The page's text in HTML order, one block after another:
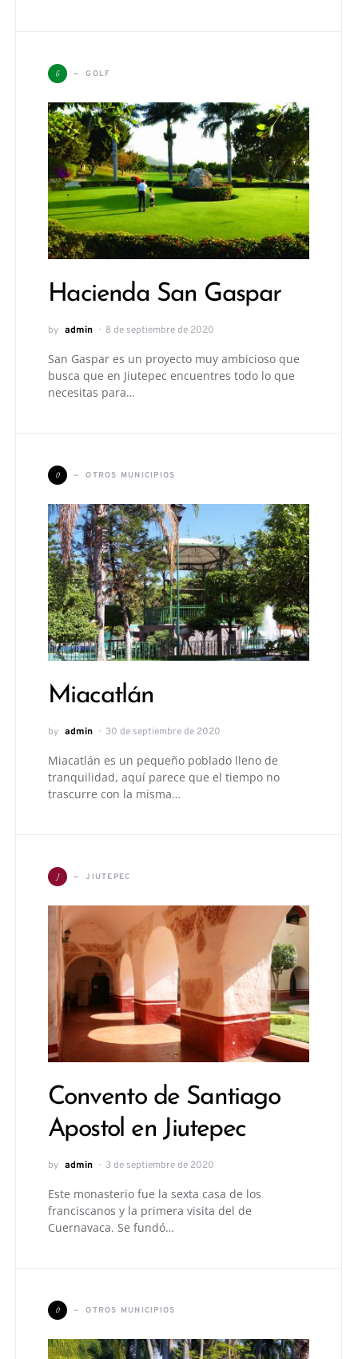
G GOLF
Hacienda San Gaspar
by admin 8 de septiembre de 2020
San Gaspar es un proyecto muy ambicioso que
busca que en Jiutepec encuentres todo lo que
necesitas para…
O OTROS MUNICIPIOS
Miacatlán
by admin 30 de septiembre de 2020
Miacatlán es un pequeño poblado lleno de
tranquilidad, aquí parece que el tiempo no
trascurre con la misma…
J JIUTEPEC
Convento de Santiago
Apostol en Jiutepec
by admin 3 de septiembre de 2020
Este monasterio fue la sexta casa de los
franciscanos y la primera visita del de
Cuernavaca. Se fundó…
O OTROS MUNICIPIOS